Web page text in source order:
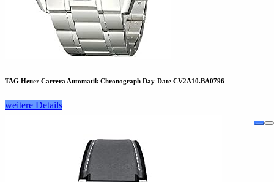
TAG Heuer Carrera Automatik Chronograph Day-Date CV2A10.BA0796
weitere Details